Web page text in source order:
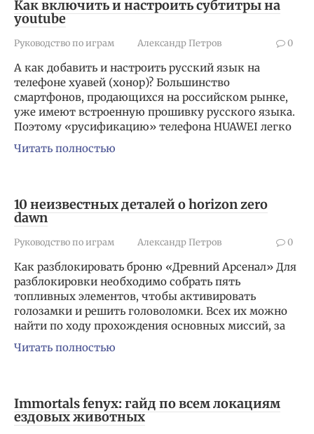
Как включить и настроить субтитры на
youtube
Руководство по играм Александр Петров 0
А как добавить и настроить русский язык на
телефоне хуавей (хонор)? Большинство
смартфонов, продающихся на российском рынке,
уже имеют встроенную прошивку русского языка.
Поэтому «русификацию» телефона HUAWEI легко
Читать полностью
10 неизвестных деталей о horizon zero
dawn
Руководство по играм Александр Петров 0
Как разблокировать броню «Древний Арсенал» Для
разблокировки необходимо собрать пять
топливных элементов, чтобы активировать
голозамки и решить головоломки. Всех их можно
найти по ходу прохождения основных миссий, за
Читать полностью
Immortals fenyx: гайд по всем локациям
ездовых животных